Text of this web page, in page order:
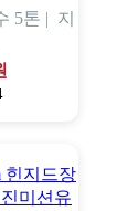
5톤 | 지